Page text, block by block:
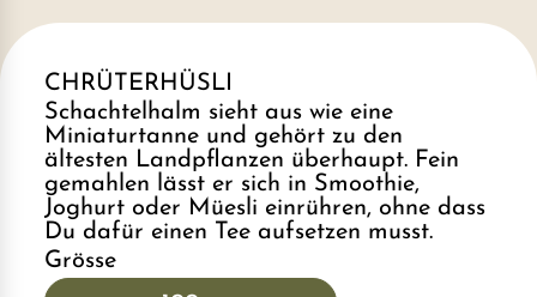
CHRÜTERHÜSLI
Schachtelhalm sieht aus wie eine
Miniaturtanne und gehört zu den
ältesten Landpflanzen überhaupt. Fein
gemahlen lässt er sich in Smoothie,
Joghurt oder Müesli einrühren, ohne dass
Du dafür einen Tee aufsetzen musst.
Grösse